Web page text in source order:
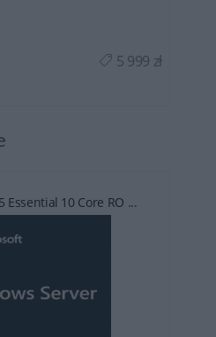
5 999 zł
Essential 10 Core RO ...